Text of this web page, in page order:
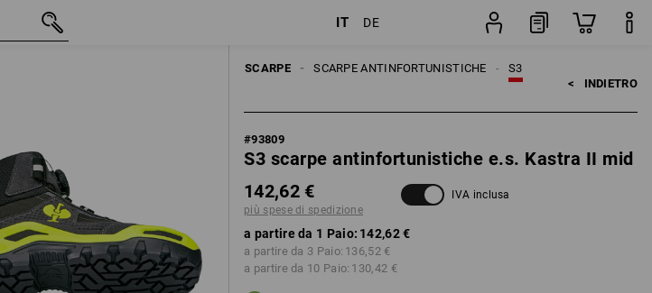
IT DE
SCARPE S3
SCARPE ANTINFORTUNISTICHE
< INDIETRO
#93809
S3 scarpe antinfortunistiche e.s. Kastra II mid
142,62 €
più spese di spedizione
IVA inclusa
a partire da 1 Paio: 142,62 €
a partire da 3 Paio: 136,52 €
a partire da 10 Paio: 130,42 €